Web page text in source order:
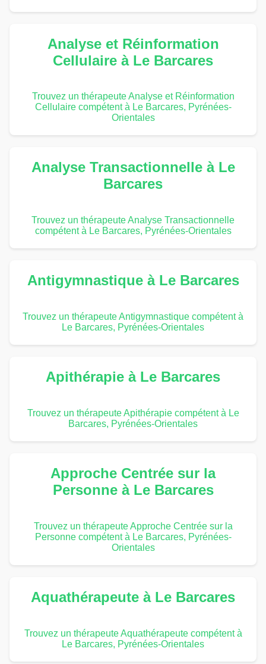
Analyse et Réinformation
Cellulaire à Le Barcares
Trouvez un thérapeute Analyse et Réinformation
Cellulaire compétent à Le Barcares, Pyrénées-
Orientales
Analyse Transactionnelle à Le
Barcares
Trouvez un thérapeute Analyse Transactionnelle
compétent à Le Barcares, Pyrénées-Orientales
Antigymnastique à Le Barcares
Trouvez un thérapeute Antigymnastique compétent à
Le Barcares, Pyrénées-Orientales
Apithérapie à Le Barcares
Trouvez un thérapeute Apithérapie compétent à Le
Barcares, Pyrénées-Orientales
Approche Centrée sur la
Personne à Le Barcares
Trouvez un thérapeute Approche Centrée sur la
Personne compétent à Le Barcares, Pyrénées-
Orientales
Aquathérapeute à Le Barcares
Trouvez un thérapeute Aquathérapeute compétent à
Le Barcares, Pyrénées-Orientales